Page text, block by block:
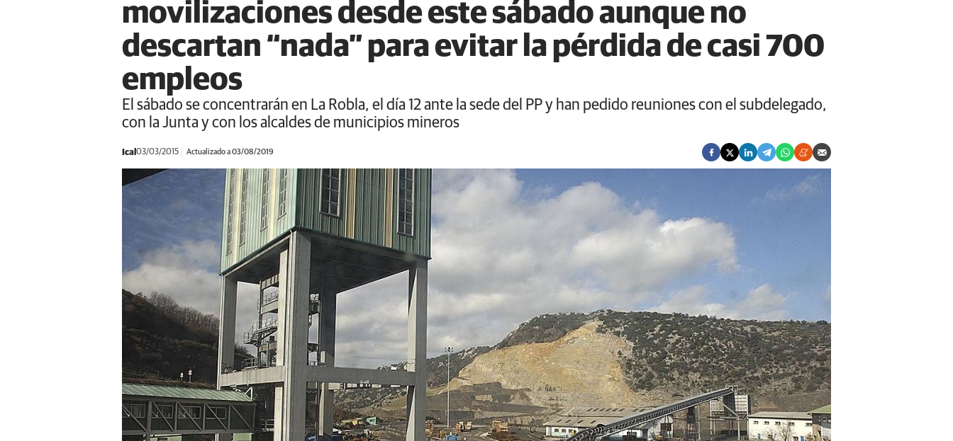
movilizaciones desde este sábado aunque no
descartan “nada” para evitar la pérdida de casi 700
empleos
El sábado se concentrarán en La Robla, el día 12 ante la sede del PP y han pedido reuniones con el subdelegado,
con la Junta y con los alcaldes de municipios mineros
Ical 03/03/2015 Actualizado a 03/08/2019